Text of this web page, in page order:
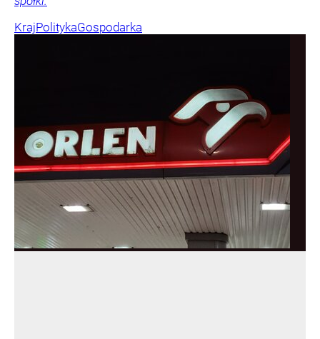
KrajPolitykaGospodarka